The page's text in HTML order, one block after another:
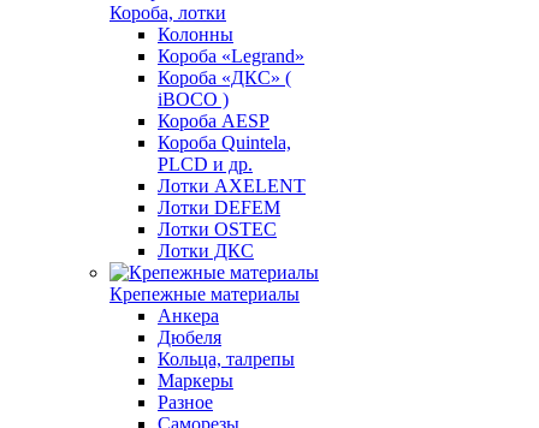
Короба, лотки
Колонны
Короба «Legrand»
Короба «ДКС» (
iBOCO )
Короба AESP
Короба Quintela,
PLCD и др.
Лотки AXELENT
Лотки DEFEM
Лотки OSTEC
Лотки ДКС
Крепежные материалы
Анкера
Дюбеля
Кольца, талрепы
Маркеры
Разное
Саморезы